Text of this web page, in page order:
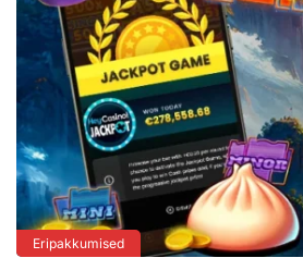
Eripakkumised